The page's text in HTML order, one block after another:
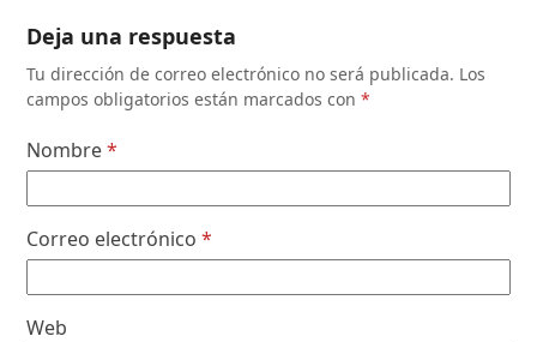
Deja una respuesta
Tu dirección de correo electrónico no será publicada. Los
campos obligatorios están marcados con*
Nombre*
Correo electrónico*
Web